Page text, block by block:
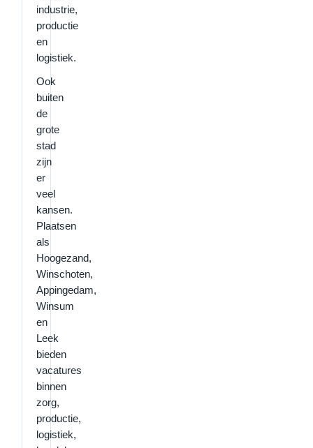
industrie,
productie
en
logistiek.
Ook
buiten
de
grote
stad
zijn
er
veel
kansen.
Plaatsen
als
Hoogezand,
Winschoten,
Appingedam,
Winsum
en
Leek
bieden
vacatures
binnen
zorg,
productie,
logistiek,